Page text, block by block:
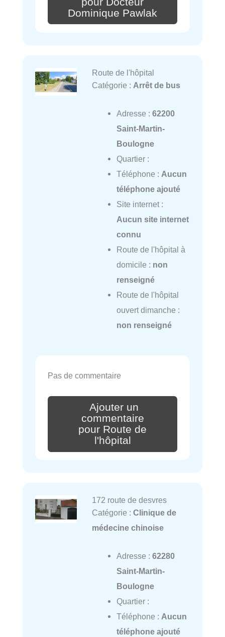
Dominique Pawlak
Route de l'hôpital
Catégorie : Arrêt de bus
Adresse : 62200
Saint-Martin-
Boulogne
Quartier :
Téléphone : Aucun
téléphone ajouté
Site internet :
Aucun site internet
connu
Route de l'hôpital à
domicile : non
renseigné
Route de l'hôpital
ouvert dimanche :
non renseigné
Pas de commentaire
Ajouter un
commentaire
pour Route de
l'hôpital
172 route de desvres
Catégorie : Clinique de
médecine chinoise
Adresse : 62280
Saint-Martin-
Boulogne
Quartier :
Téléphone : Aucun
téléphone ajouté